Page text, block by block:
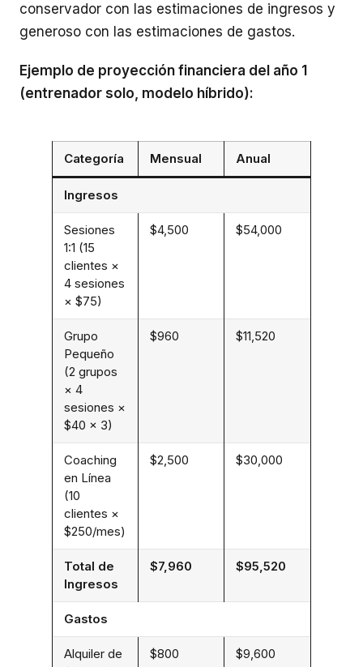
conservador con las estimaciones de ingresos y
generoso con las estimaciones de gastos.
Ejemplo de proyección financiera del año 1
(entrenador solo, modelo híbrido):
Categoría Mensual Anual
Ingresos
Sesiones
1:1 (15
clientes ×
4 sesiones
× $75)
$4,500 $54,000
Grupo
Pequeño
(2 grupos
× 4
sesiones ×
$40 × 3)
$960 $11,520
Coaching
en Línea
(10
clientes ×
$250/mes)
$2,500 $30,000
Total de
Ingresos
$7,960 $95,520
Gastos
Alquiler de
$800 $9,600